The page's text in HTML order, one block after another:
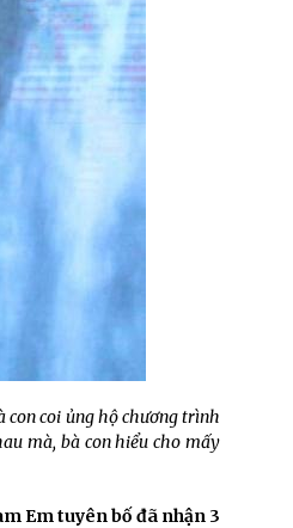
con coi ủng hộ chương trình
mà, bà con hiểu cho mấy
Em tuyên bố đã nhận 3